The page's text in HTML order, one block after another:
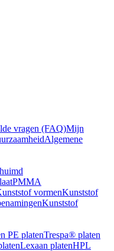
vragen (FAQ)Mijn
Algemene
PMMA
vormenKunststof
Kunststof
PE platenTrespa® platen
Lexaan platenHPL